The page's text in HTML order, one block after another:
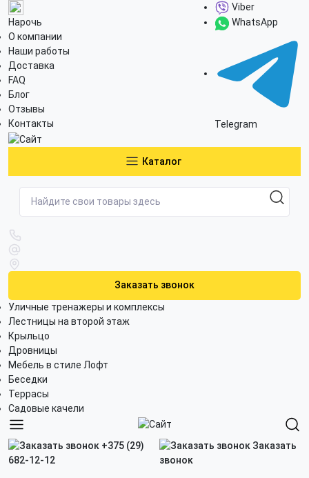
Нарочь
О компании
Наши работы
Доставка
FAQ
Блог
Отзывы
Контакты
Viber
WhatsApp
Telegram
Каталог
Заказать звонок
Уличные тренажеры и комплексы
Лестницы на второй этаж
Крыльцо
Дровницы
Мебель в стиле Лофт
Беседки
Террасы
Садовые качели
+375 (29)
682-12-12
Заказать
звонок